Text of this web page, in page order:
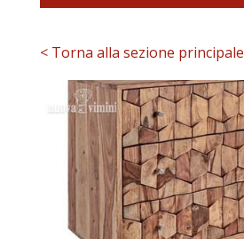
< Torna alla sezione principale